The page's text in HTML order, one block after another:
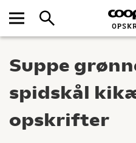
Suppe
spidskål
opskrifter